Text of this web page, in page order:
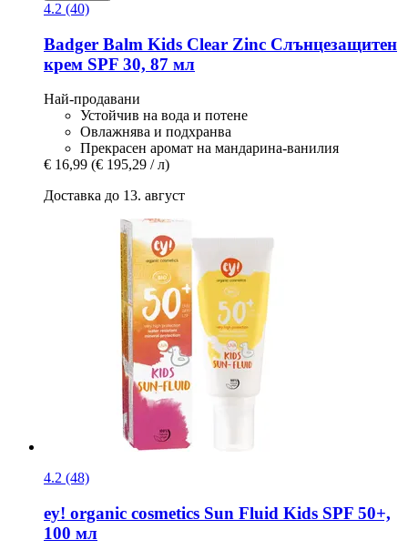
4.2 (40)
Badger Balm Kids Clear Zinc Слънцезащитен
крем SPF 30, 87 мл
Най-продавани
Устойчив на вода и потене
Овлажнява и подхранва
Прекрасен аромат на мандарина-ванилия
€ 16,99 (€ 195,29 / л)
Доставка до 13. август
4.2 (48)
ey! organic cosmetics Sun Fluid Kids SPF 50+,
100 мл